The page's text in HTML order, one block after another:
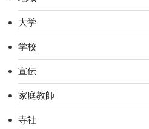
大学
学校
宣伝
家庭教師
寺社